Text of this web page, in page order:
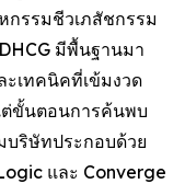
กรรมชีวเภสัชกรรม
มีพื้นฐานมา
เทคนิคที่เข้มงวด
ขั้นตอนการค้นพบ
บริษัทประกอบด้วย
และ Converge